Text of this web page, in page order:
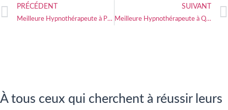
PRÉCÉDENT
Meilleure Hypnothérapeute à Pluvigner
SUIVANT
Meilleure Hypnothérapeute à Quimperlé
À tous ceux qui cherchent à réussir leurs